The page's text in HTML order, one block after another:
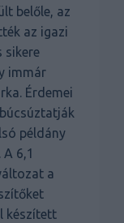
belőle, az
az igazi
sikere
immár
Érdemei
példány
6,1
a
készített